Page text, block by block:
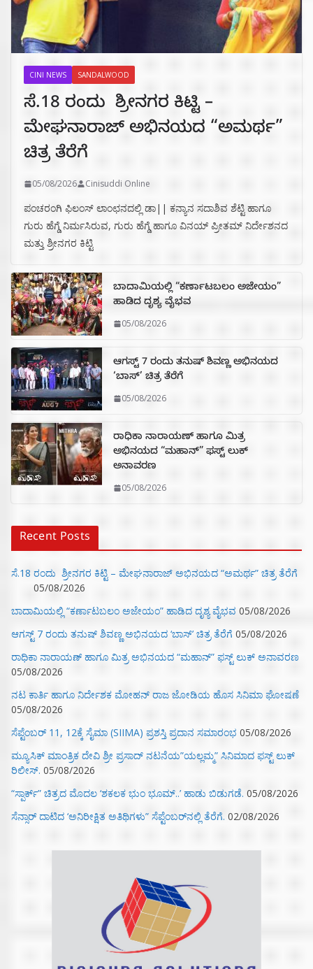
CINI NEWS SANDALWOOD
ಸೆ.18 ರಂದು ಶ್ರೀನಗರ ಕಿಟ್ಟಿ –
ಮೇಘನಾರಾಜ್ ಅಭಿನಯದ “ಅಮರ್ಥ”
ಚಿತ್ರ ತೆರೆಗೆ
05/08/2026 Cinisuddi Online
ಪಂಚರಂಗಿ ಫಿಲಂಸ್ ಲಾಂಛನದಲ್ಲಿ ಡಾ|| ಕನ್ಯಾನ ಸದಾಶಿವ ಶೆಟ್ಟಿ ಹಾಗೂ
ಗುರು ಹೆಗ್ಡೆ ನಿರ್ಮಸಿರುವ, ಗುರು ಹೆಗ್ಡೆ ಹಾಗೂ ವಿನಯ್ ಪ್ರೀತಮ್ ನಿರ್ದೇಶನದ
ಮತ್ತು ಶ್ರೀನಗರ ಕಿಟ್ಟಿ
ಬಾದಾಮಿಯಲ್ಲಿ “ಕರ್ಣಾಟಬಲಂ ಅಜೇಯಂ”
ಹಾಡಿದ ದೃಶ್ಯ ವೈಭವ
05/08/2026
ಆಗಸ್ಟ್ 7 ರಂದು ತನುಷ್ ಶಿವಣ್ಣ ಅಭಿನಯದ
‘ಬಾಸ್’ ಚಿತ್ರ ತೆರೆಗೆ
05/08/2026
ರಾಧಿಕಾ ನಾರಾಯಣ್ ಹಾಗೂ ಮಿತ್ರ
ಅಭಿನಯದ “ಮಹಾನ್” ಫಸ್ಟ್ ಲುಕ್
ಅನಾವರಣ
05/08/2026
Recent Posts
ಸೆ.18 ರಂದು ಶ್ರೀನಗರ ಕಿಟ್ಟಿ – ಮೇಘನಾರಾಜ್ ಅಭಿನಯದ “ಅಮರ್ಥ” ಚಿತ್ರ ತೆರೆಗೆ
05/08/2026
ಬಾದಾಮಿಯಲ್ಲಿ “ಕರ್ಣಾಟಬಲಂ ಅಜೇಯಂ” ಹಾಡಿದ ದೃಶ್ಯ ವೈಭವ 05/08/2026
ಆಗಸ್ಟ್ 7 ರಂದು ತನುಷ್ ಶಿವಣ್ಣ ಅಭಿನಯದ ‘ಬಾಸ್’ ಚಿತ್ರ ತೆರೆಗೆ 05/08/2026
ರಾಧಿಕಾ ನಾರಾಯಣ್ ಹಾಗೂ ಮಿತ್ರ ಅಭಿನಯದ “ಮಹಾನ್” ಫಸ್ಟ್ ಲುಕ್ ಅನಾವರಣ
05/08/2026
ನಟ ಕಾರ್ತಿ ಹಾಗೂ ನಿರ್ದೇಶಕ ಮೋಹನ್ ರಾಜ ಜೋಡಿಯ ಹೊಸ ಸಿನಿಮಾ ಘೋಷಣೆ
05/08/2026
ಸೆಪ್ಟೆಂಬರ್ 11, 12ಕ್ಕೆ ಸೈಮಾ (SIIMA) ಪ್ರಶಸ್ತಿ ಪ್ರದಾನ ಸಮಾರಂಭ 05/08/2026
ಮ್ಯೂಸಿಕ್‌ ಮಾಂತ್ರಿಕ ದೇವಿ ಶ್ರೀ ಪ್ರಸಾದ್ ನಟನೆಯ”ಯಲ್ಲಮ್ಮ” ಸಿನಿಮಾದ ಫಸ್ಟ್‌ ಲುಕ್‌
ರಿಲೀಸ್. 05/08/2026
“ಸ್ಪಾರ್ಕ್” ಚಿತ್ರದ ಮೊದಲ‌ ‘ಶಕಲಕ ಭುಂ‌ ಭೂಮ್..’ ಹಾಡು ಬಿಡುಗಡೆ. 05/08/2026
ಸೆನ್ಸಾರ್ ದಾಟಿದ ‘ಅನಿರೀಕ್ಷಿತ ಅತಿಥಿಗಳು” ಸೆಪ್ಟೆಂಬರ್‌ನಲ್ಲಿ ತೆರೆಗೆ. 02/08/2026